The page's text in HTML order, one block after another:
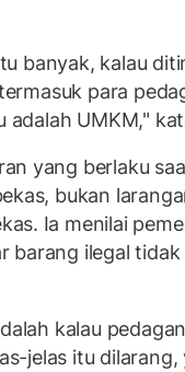
banyak, kalau
para
UMKM,"
yang berlaku
bukan
Ia menilai
barang ilegal tidak
kalau
jelas itu